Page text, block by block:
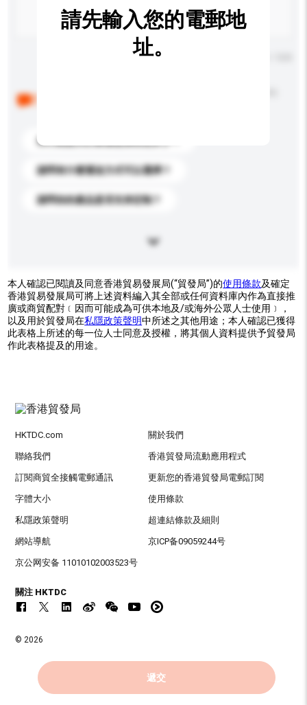
你們能提供的最優惠價格是多少？
請問有什麼運送方式可以選擇？
請問你的產品是否支持定制？
請先輸入您的電郵地
址。
本人確認已閱讀及同意香港貿易發展局(“貿發局”)的使用條款及確定
香港貿易發展局可將上述資料編入其全部或任何資料庫內作為直接推
廣或商貿配對﹝因而可能成為可供本地及/或海外公眾人士使用﹞，
以及用於貿發局在私隱政策聲明中所述之其他用途；本人確認已獲得
此表格上所述的每一位人士同意及授權，將其個人資料提供予貿發局
作此表格提及的用途。
遞交
HKTDC.com 關於我們
聯絡我們 香港貿發局流動應用程式
訂閱商貿全接觸電郵通訊 更新您的香港貿發局電郵訂閱
字體大小 使用條款
私隱政策聲明 超連結條款及細則
網站導航 京ICP备09059244号
京公网安备 11010102003523号
關注 HKTDC
© 2026